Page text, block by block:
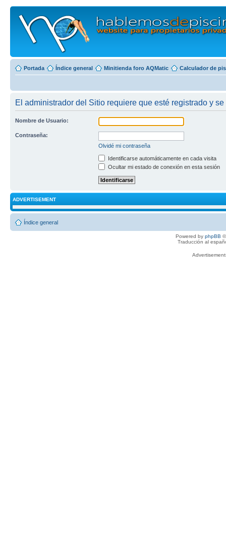
Portada Índice general Minitienda foro AQMatic Calculador de
El administrador del Sitio requiere que esté registrado y
Nombre de Usuario:
Contraseña:
Olvidé mi contraseña
Identificarse automáticamente en cada visita
Ocultar mi estado de conexión en esta sesión
ADVERTISEMENT
Índice general
Powered by phpBB
Traducción al